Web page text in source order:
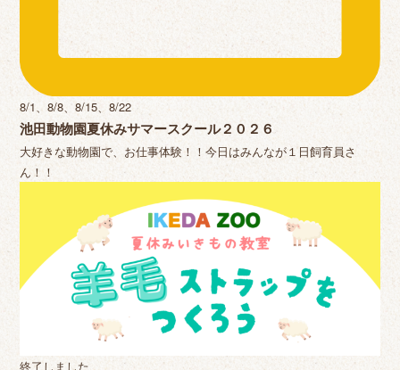
8/1、8/8、8/15、8/22
池田動物園夏休みサマースクール２０２６
大好きな動物園で、お仕事体験！！今日はみんなが１日飼育員さ
ん！！
終了しました